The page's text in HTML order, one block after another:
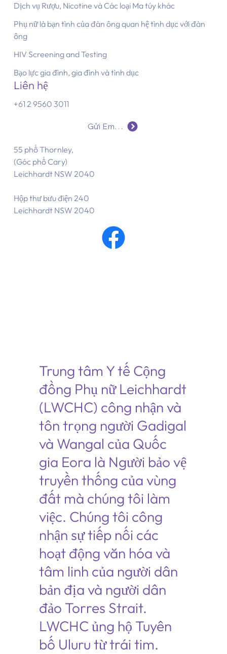
Dịch vụ Rượu, Nicotine và Các loại Ma túy khác
Phụ nữ là bạn tình của đàn ông quan hệ tình dục với đàn
ông
HIV Screening and Testing
Bạo lực gia đình, gia đình và tình dục
Liên hệ
+61 2 9560 3011
Gửi Email Cho Chúng Tôi
55 phố Thornley,
(Góc phố Cary)
Leichhardt NSW 2040
Hộp thư bưu điện 240
Leichhardt NSW 2040
Trung tâm Y tế Cộng
đồng Phụ nữ Leichhardt
(LWCHC) công nhận và
tôn trọng người Gadigal
và Wangal của Quốc
gia Eora là Người bảo vệ
truyền thống của vùng
đất mà chúng tôi làm
việc. Chúng tôi công
nhận sự tiếp nối các
hoạt động văn hóa và
tâm linh của người dân
bản địa và người dân
đảo Torres Strait.
LWCHC ủng hộ Tuyên
bố Uluru từ trái tim.